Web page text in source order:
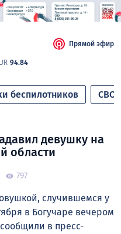
94.84
Прямой эфир
беспилотников СВО
девушку на
области
797
случившемся у
в Богучаре вечером
в пресс-